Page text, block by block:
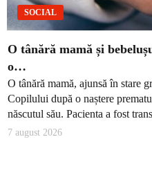
SOCIAL
O tânără mamă și
o…
O tânără mamă, ajunsă în stare
Copilului după o naștere
născutul său. Pacienta a fost
7 august 2026